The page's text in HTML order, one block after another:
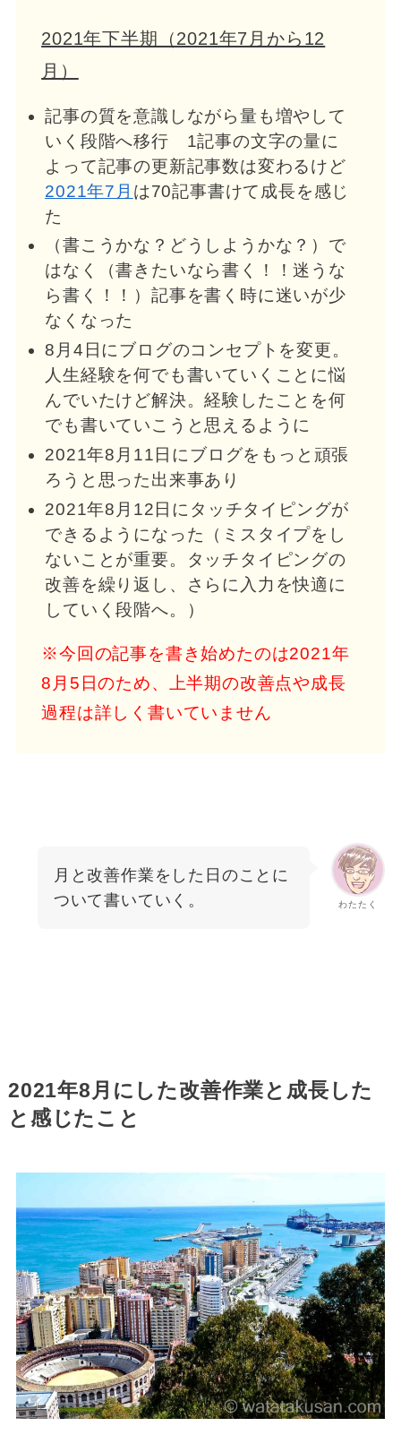
2021年下半期（2021年7月から12
月）
記事の質を意識しながら量も増やして
いく段階へ移行 1記事の文字の量に
よって記事の更新記事数は変わるけど
2021年7月 は70記事書けて成長を感じ
た
（書こうかな？どうしようかな？）で
はなく（書きたいなら書く！！迷うな
ら書く！！）記事を書く時に迷いが少
なくなった
8月4日にブログのコンセプトを変更。
人生経験を何でも書いていくことに悩
んでいたけど解決。経験したことを何
でも書いていこうと思えるように
2021年8月11日にブログをもっと頑張
ろうと思った出来事あり
2021年8月12日にタッチタイピングが
できるようになった（ミスタイプをし
ないことが重要。タッチタイピングの
改善を繰り返し、さらに入力を快適に
していく段階へ。）
※今回の記事を書き始めたのは2021年
8月5日のため、上半期の改善点や成長
過程は詳しく書いていません
わたたく
月と改善作業をした日のことに
ついて書いていく。
2021年8月にした改善作業と成長した
と感じたこと